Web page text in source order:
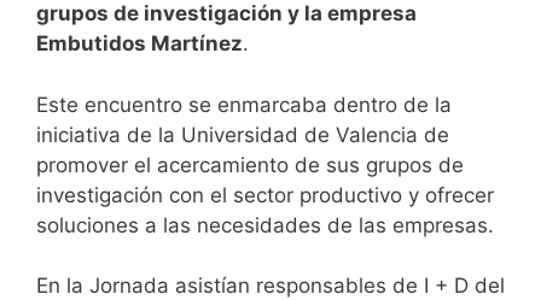
grupos de investigación y la empresa
Embutidos Martínez.
Este encuentro se enmarcaba dentro de la
iniciativa de la Universidad de Valencia de
promover el acercamiento de sus grupos de
investigación con el sector productivo y ofrecer
soluciones a las necesidades de las empresas.
En la Jornada asistían responsables de I + D del